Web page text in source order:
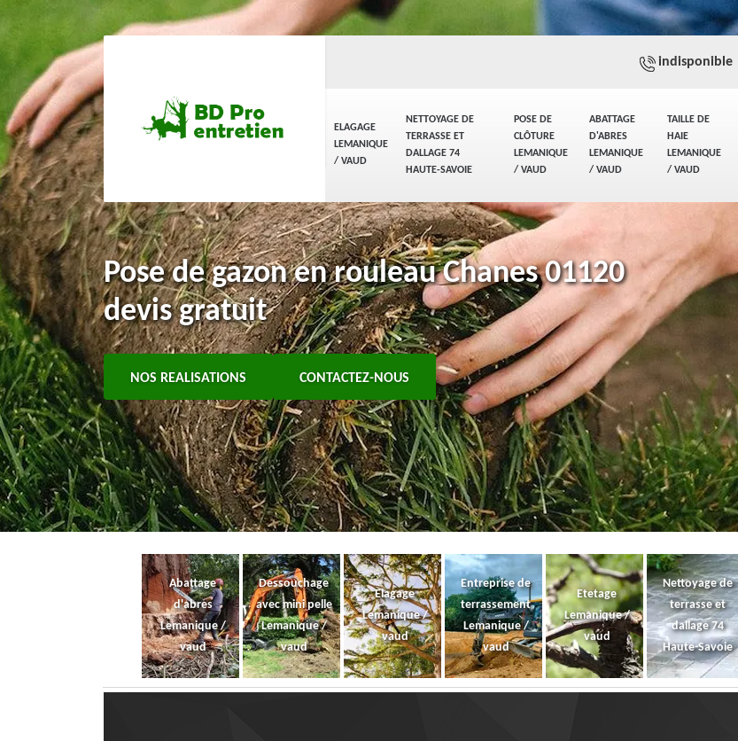
ELAGAGE
LEMANIQUE
/ VAUD
NETTOYAGE DE
TERRASSE ET
DALLAGE 74
HAUTE-SAVOIE
POSE DE
CLÔTURE
LEMANIQUE
/ VAUD
ABATTAGE
D'ABRES
LEMANIQUE
/ VAUD
TAILLE DE
HAIE
LEMANIQUE
/ VAUD
indisponible
Pose de gazon en rouleau Chanes 01120
devis gratuit
NOS REALISATIONS CONTACTEZ-NOUS
Abattage
d'abres
Lemanique /
vaud
Dessouchage
avec mini pelle
Lemanique /
vaud
Elagage
Lemanique /
vaud
Entreprise de
terrassement
Lemanique /
vaud
Etetage
Lemanique /
vaud
Nettoyage de
terrasse et
dallage 74
Haute-Savoie